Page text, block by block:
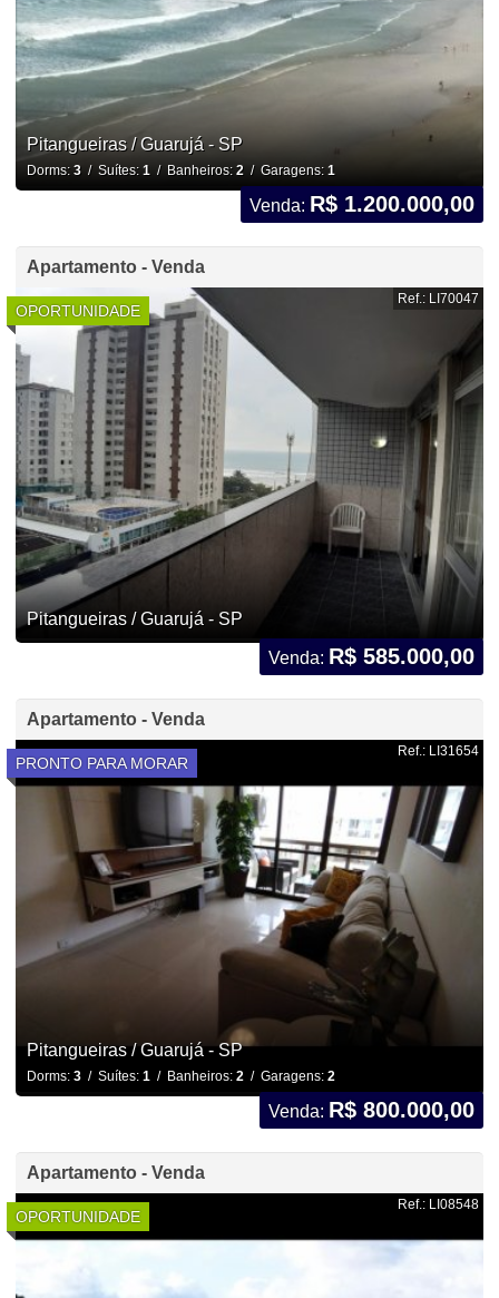
Pitangueiras / Guarujá - SP
Dorms: 3/ Suítes: 1 / Banheiros: 2/ Garagens: 1
Venda: R$ 1.200.000,00
Apartamento - Venda
OPORTUNIDADE
Ref.: LI70047
Pitangueiras / Guarujá - SP
Venda: R$ 585.000,00
Apartamento - Venda
PRONTO PARA MORAR
Ref.: LI31654
Pitangueiras / Guarujá - SP
Dorms: 3/ Suítes: 1/ Banheiros: 2/ Garagens: 2
Venda: R$ 800.000,00
Apartamento - Venda
OPORTUNIDADE
Ref.: LI08548